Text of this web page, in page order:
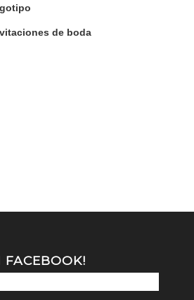
de boda
FACEBOOK!